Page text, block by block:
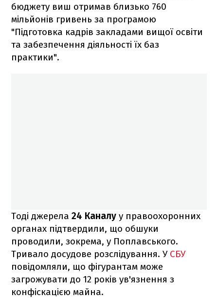
бюджету виш отримав близько 760
мільйонів гривень за програмою
"Підготовка кадрів закладами вищої освіти
та забезпечення діяльності їх баз
практики".
Тоді джерела 24 Каналу у правоохоронних
органах підтвердили, що обшуки
проводили, зокрема, у Поплавського.
Тривало досудове розслідування. У СБУ
повідомляли, що фігурантам може
загрожувати до 12 років ув'язнення з
конфіскацією майна.